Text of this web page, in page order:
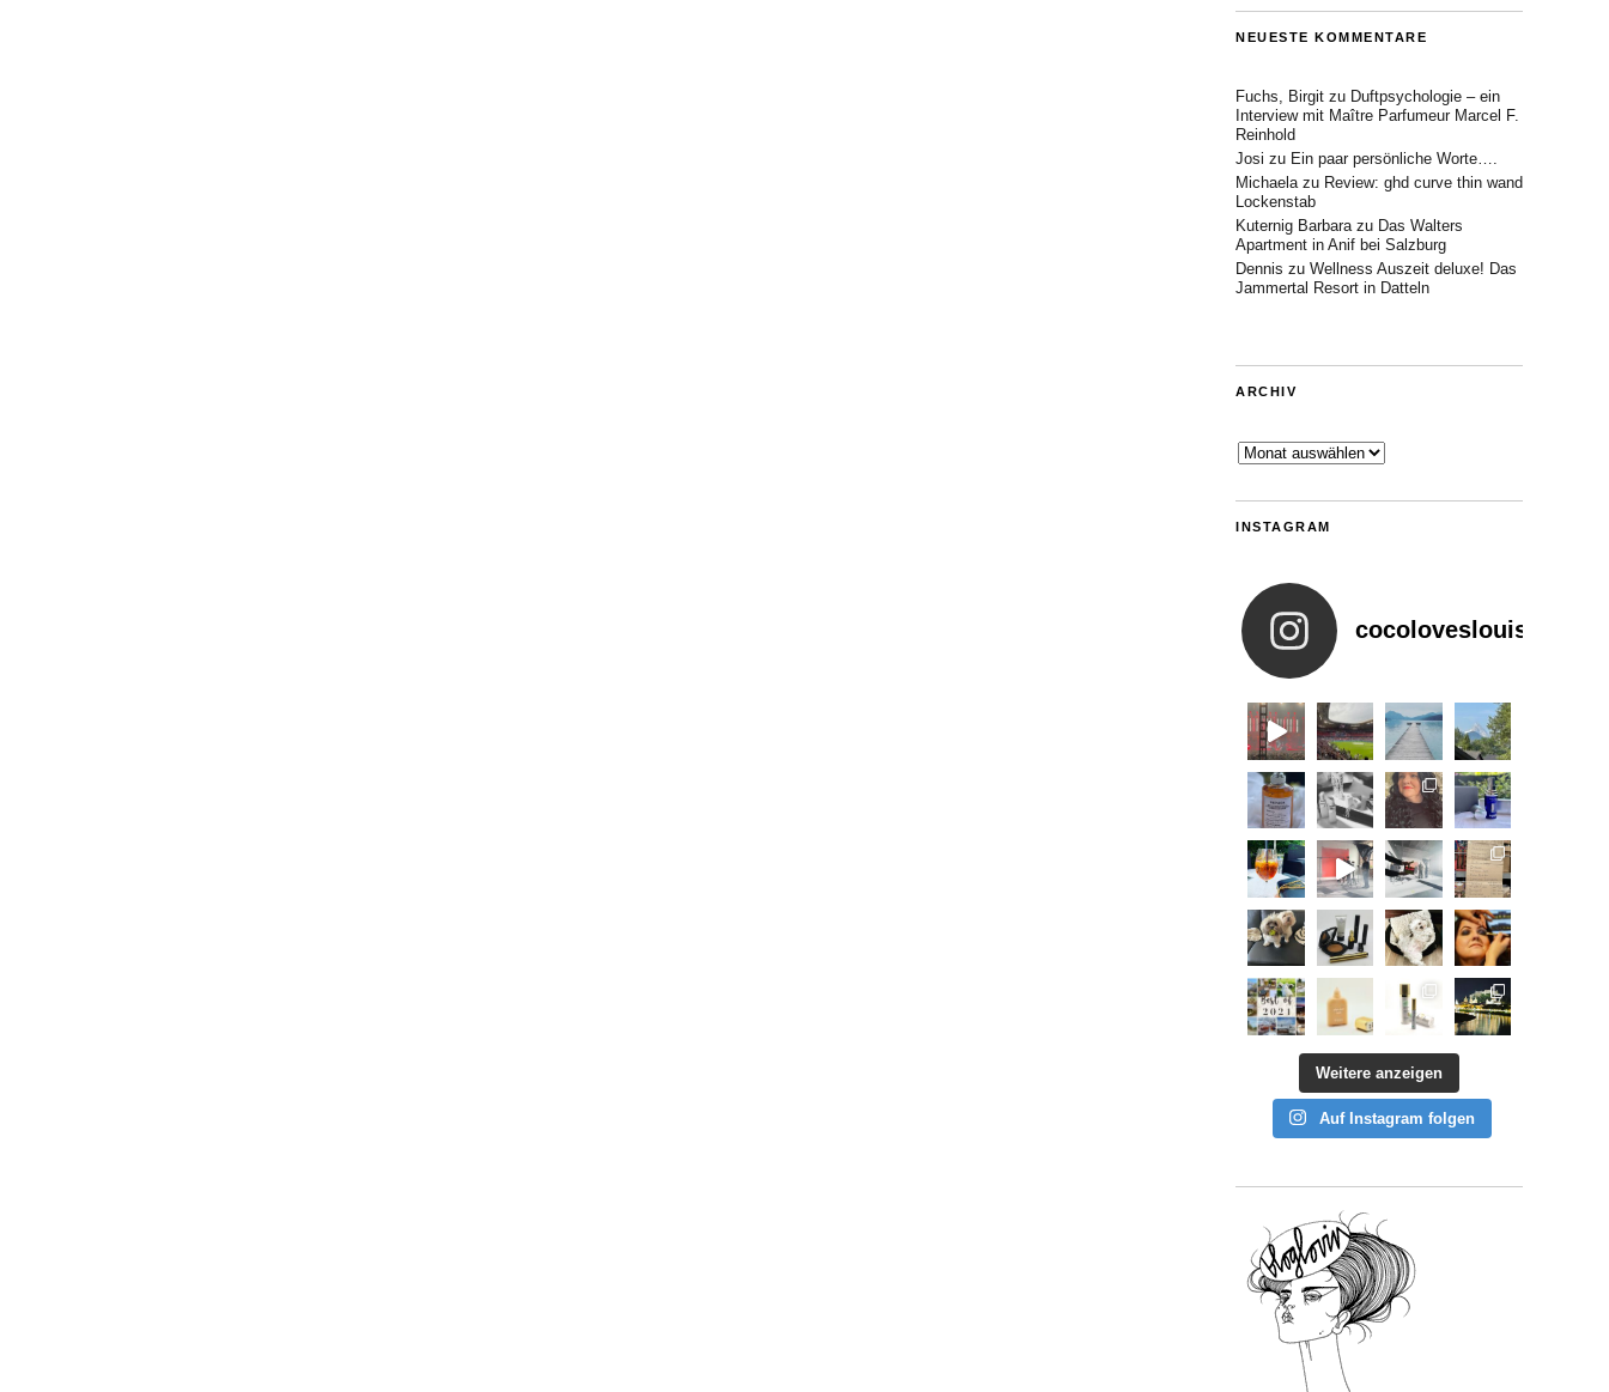
NEUESTE KOMMENTARE
Fuchs, Birgit zu Duftpsychologie – ein
Interview mit Maître Parfumeur Marcel F.
Reinhold
Josi zu Ein paar persönliche Worte….
Michaelazu Review: ghd curve thin wand
Lockenstab
Kuternig Barbarazu Das Walters
Apartment in Anif bei Salzburg
Dennis zu Wellness Auszeit deluxe! Das
Jammertal Resort in Datteln
ARCHIV
Archiv
INSTAGRAM
cocoloveslouis
Weitere anzeigen
Auf Instagram folgen